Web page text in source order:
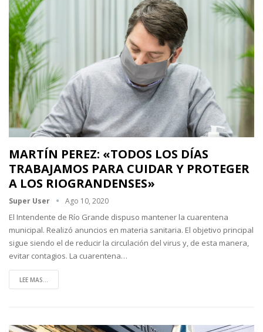
MARTÍN PEREZ: «TODOS LOS DÍAS
TRABAJAMOS PARA CUIDAR Y PROTEGER
A LOS RIOGRANDENSES»
Super User Ago 10, 2020
El Intendente de Río Grande dispuso mantener la cuarentena
municipal. Realizó anuncios en materia sanitaria. El objetivo principal
sigue siendo el de reducir la circulación del virus y, de esta manera,
evitar contagios. La cuarentena…
LEE MAS...